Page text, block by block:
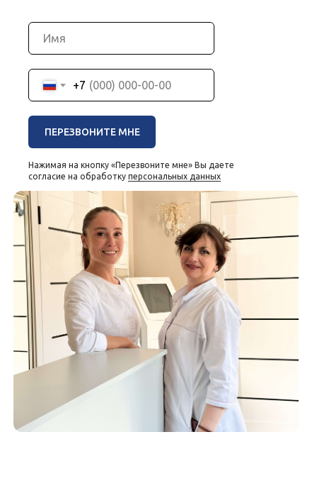
+7
ПЕРЕЗВОНИТЕ МНЕ
Нажимая на кнопку «Перезвоните мне» Вы даете
согласие на обработку персональных данных